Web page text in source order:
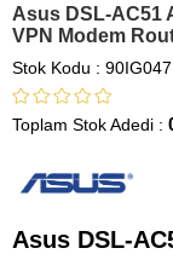
Asus DSL-AC51
VPN Modem
Stok Kodu
Toplam Stok Adedi :
Asus DSL-